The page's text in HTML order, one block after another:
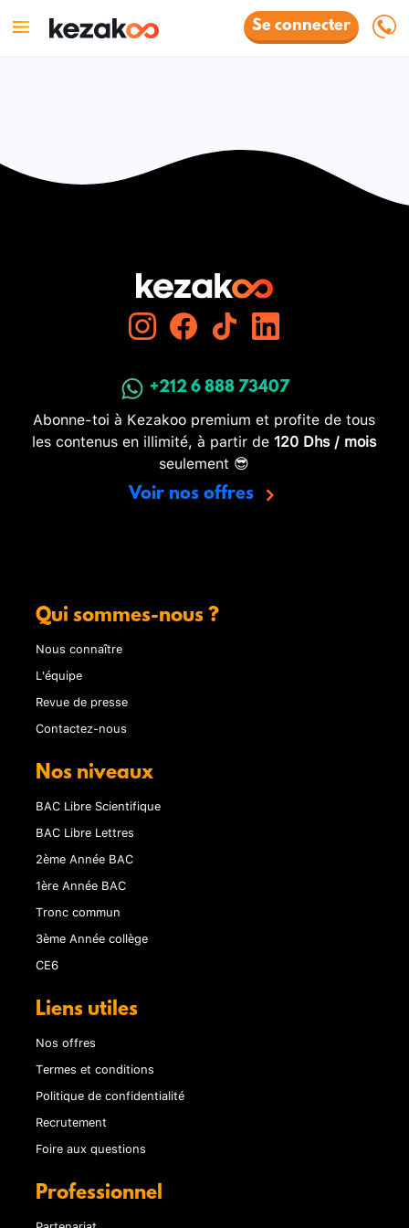
Se connecter
+212 6 888 73407
Abonne-toi à Kezakoo premium et profite de tous
les contenus en illimité, à partir de 120 Dhs / mois
seulement 😎
Voir nos offres
Qui sommes-nous ?
Nous connaître
L'équipe
Revue de presse
Contactez-nous
Nos niveaux
BAC Libre Scientifique
BAC Libre Lettres
2ème Année BAC
1ère Année BAC
Tronc commun
3ème Année collège
CE6
Liens utiles
Nos offres
Termes et conditions
Politique de confidentialité
Recrutement
Foire aux questions
Professionnel